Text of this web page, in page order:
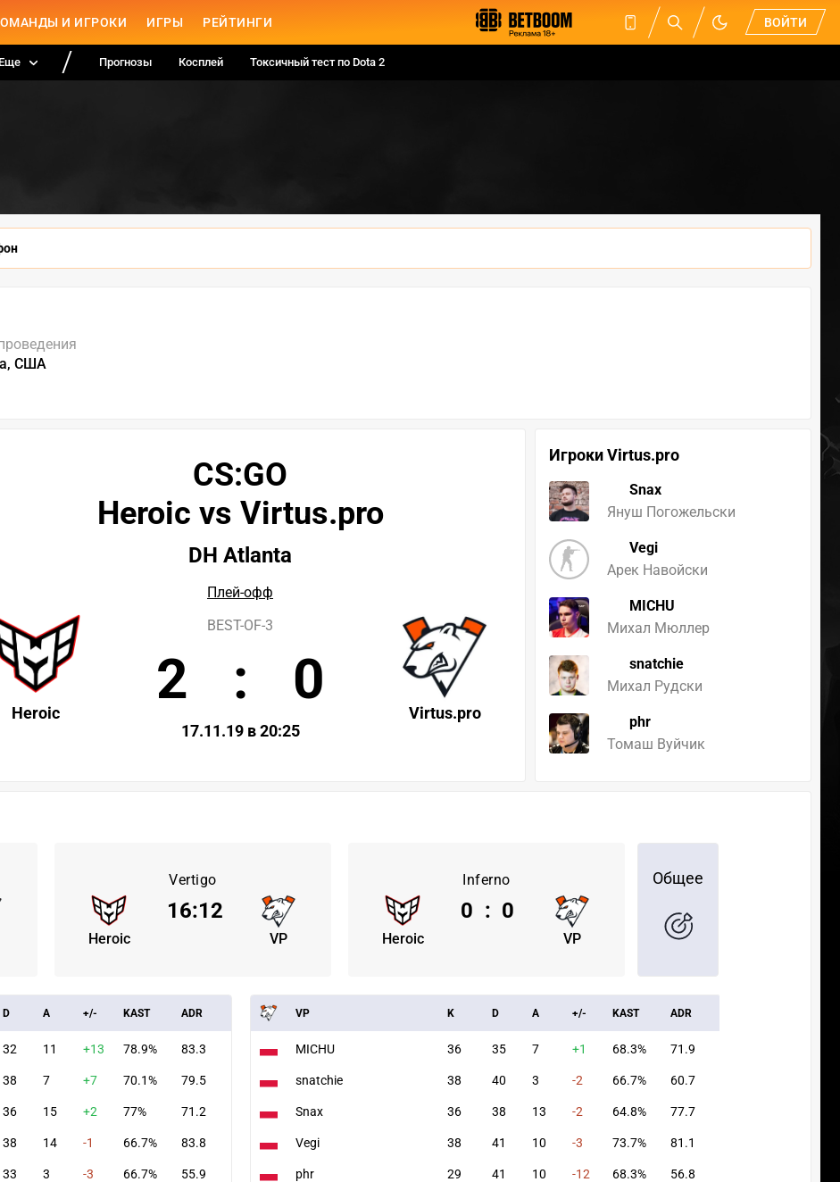
И ИГРОКИ ИГРЫ РЕЙТИНГИ ВОЙТИ
Еще Прогнозы Косплей Токсичный тест по Dota 2
США
Игроки Virtus.pro
Snax
Януш Погожельски
Vegi
Арек Навойски
MICHU
Михал Мюллер
snatchie
Михал Рудски
phr
Томаш Вуйчик
CS:GO
Heroic vs Virtus.pro
DH Atlanta
Плей-офф
Heroic Virtus.pro
BEST-OF-3
2 : 0
17.11.19 в 20:25
Vertigo
Heroic VP
16:12
Inferno
Heroic VP
0 : 0
Общее
D A +/- KAST ADR
32 11 +13 78.9% 83.3
38 7 +7 70.1% 79.5
36 15 +2 77% 71.2
38 14 -1 66.7% 83.8
33 3 -3 66.7% 55.9
VP K D A +/- KAST ADR
MICHU 36 35 7 +1 68.3% 71.9
snatchie 38 40 3 -2 66.7% 60.7
Snax 36 38 13 -2 64.8% 77.7
Vegi 38 41 10 -3 73.7% 81.1
phr 29 41 10 -12 68.3% 56.8